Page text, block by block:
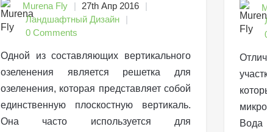
Murena Fly
27th Апр 2016
Ландшафтный Дизайн
0 Comments
Одной из составляющих вертикального
озеленения является решетка для
озеленения, которая представляет собой
единственную плоскостную вертикаль.
Она часто используется для